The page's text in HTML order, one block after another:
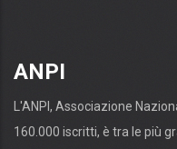
ANPI
L'ANPI, Associazione
160.000 iscritti, è tra le più